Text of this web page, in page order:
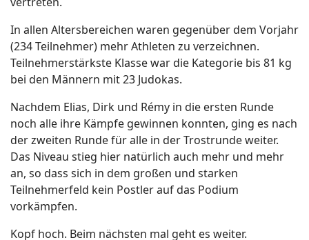
In allen Altersbereichen waren gegenüber dem Vorjahr
(234 Teilnehmer) mehr Athleten zu verzeichnen.
Teilnehmerstärkste Klasse war die Kategorie bis 81 kg
bei den Männern mit 23 Judokas.
Nachdem Elias, Dirk und Rémy in die ersten Runde
noch alle ihre Kämpfe gewinnen konnten, ging es nach
der zweiten Runde für alle in der Trostrunde weiter.
Das Niveau stieg hier natürlich auch mehr und mehr
an, so dass sich in dem großen und starken
Teilnehmerfeld kein Postler auf das Podium
vorkämpfen.
Kopf hoch. Beim nächsten mal geht es weiter.